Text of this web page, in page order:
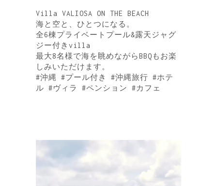
Villa VALIOSA ON THE BEACH
海と空と、ひとつになる。
全6棟プライベートプール&露天ジャグ
ジー付きvilla
最大8名様で海を眺めながらBBQもお楽
しみいただけます。
#沖縄 #プール付き #沖縄旅行 #ホテ
ル #ヴィラ #ペンション #カフェ
画